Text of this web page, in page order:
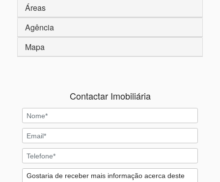
Áreas
Agência
Mapa
Contactar Imobiliária